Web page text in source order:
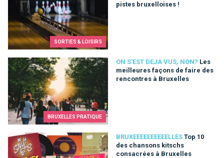
SORTIES & LOISIRS
pistes bruxelloises !
BRUXELLES PRATIQUE
ON S'EST DEJA VUS, NON? Les
meilleures façons de faire des
rencontres à Bruxelles
Les meilleures façons de faire des rencontres à Bruxelles
BRUXEEEEEEEEEELLES Top 10
des chansons kitschs
consacrées à Bruxelles
Top 10 des chansons kitschs consacrées à Bruxelles